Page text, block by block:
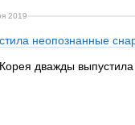
2019
неопознанные
дважды